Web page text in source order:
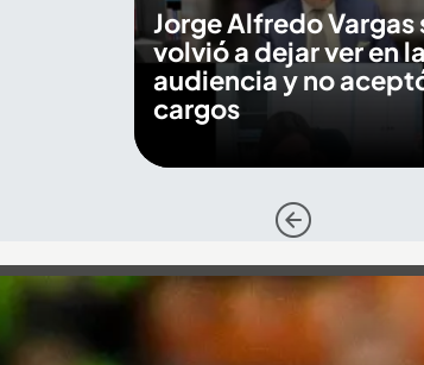
Jorge Alfredo Vargas
volvió a dejar ver en la
audiencia y no
cargos